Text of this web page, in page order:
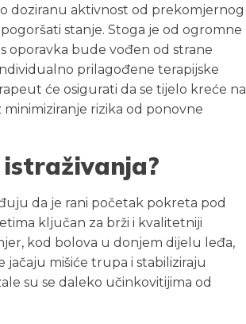
doziranu aktivnost od prekomjernog
stanje. Stoga je od ogromne
oporavka bude vođen od strane
prilagođene terapijske
će osigurati da se tijelo kreće na
minimiziranje rizika od ponovne
da je rani početak pokreta pod
ključan za brži i kvalitetniji
kod bolova u donjem dijelu leđa,
jačaju mišiće trupa i stabiliziraju
su se daleko učinkovitijima od